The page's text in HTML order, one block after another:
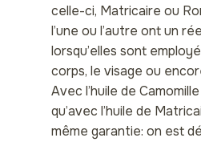
celle-ci, Matricaire ou
l’une ou l’autre ont un
lorsqu’elles sont
corps, le visage ou
Avec l’huile de
qu’avec l’huile de
même garantie: on est